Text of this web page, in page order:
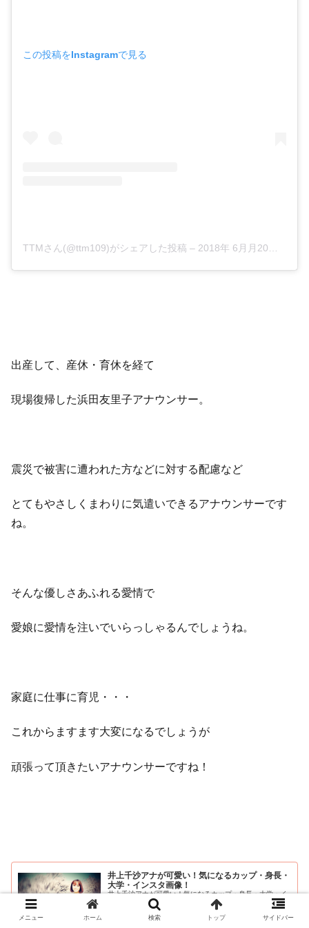
この投稿をInstagramで見る
TTMさん(@ttm109)がシェアした投稿 – 2018年 6月月20日午前2時31分PDT
出産して、産休・育休を経て
現場復帰した浜田友里子アナウンサー。
震災で被害に遭われた方などに対する配慮など
とてもやさしくまわりに気遣いできるアナウンサーです
ね。
そんな優しさあふれる愛情で
愛娘に愛情を注いでいらっしゃるんでしょうね。
家庭に仕事に育児・・・
これからますます大変になるでしょうが
頑張って頂きたいアナウンサーですね！
井上千沙アナが可愛い！気になるカップ・身長・
大学・インスタ画像！
井上千沙アナが可愛い！気になるカップ・身長・大学・イ
ンスタ画像！ 熊本県民テレビアナウンサーの井上千沙さん
が教室に来てくれました。 中継が大好きになったそうで
す。#アナウンススクール#アナウンス大阪#アナウンスス
メニュー ホーム 検索 トップ サイドバー